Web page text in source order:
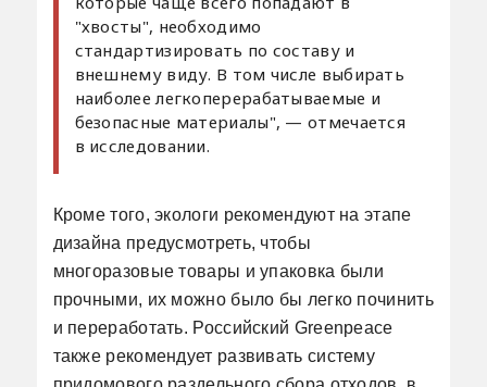
"хвосты", необходимо
стандартизировать по составу и
внешнему виду. В том числе выбирать
наиболее легкоперерабатываемые и
безопасные материалы", — отмечается
в исследовании.
Кроме того, экологи рекомендуют на этапе
дизайна предусмотреть, чтобы
многоразовые товары и упаковка были
прочными, их можно было бы легко починить
и переработать. Российский Greenpeace
также рекомендует развивать систему